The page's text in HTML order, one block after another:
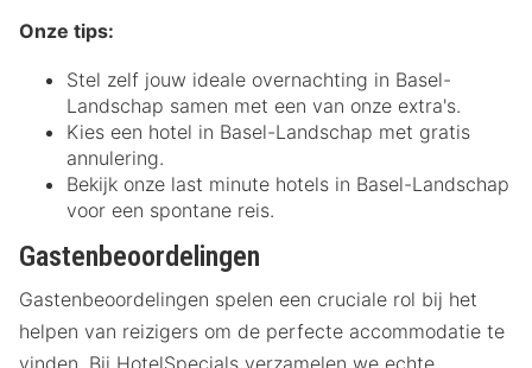
Onze tips:
Stel zelf jouw ideale overnachting in Basel-
Landschap samen met een van onze extra's.
Kies een hotel in Basel-Landschap met gratis
annulering.
Bekijk onze last minute hotels in Basel-Landschap
voor een spontane reis.
Gastenbeoordelingen
Gastenbeoordelingen spelen een cruciale rol bij het
helpen van reizigers om de perfecte accommodatie te